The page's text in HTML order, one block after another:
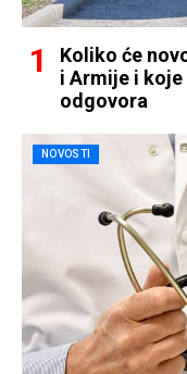
Koliko će
i Armije i koje
odgovora
NOVOSTI